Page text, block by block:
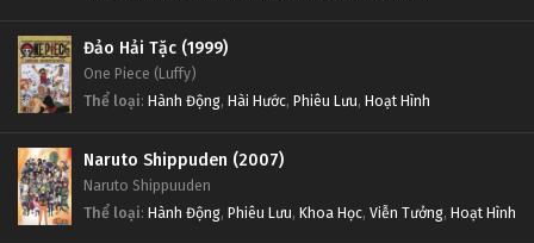
Đảo Hải Tặc (1999)
One Piece (Luffy)
Thể loại: Hành Động, Hài Hước, Phiêu Lưu, Hoạt Hình
Naruto Shippuden (2007)
Naruto Shippuuden
Thể loại: Hành Động, Phiêu Lưu, Khoa Học, Viễn Tưởng, Hoạt Hình